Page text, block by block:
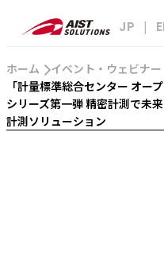
JP |
ホーム
イベント・ウェビナ
「計量標準総合センター オー
シリーズ第一弾 精密計測で未
計測ソリューション